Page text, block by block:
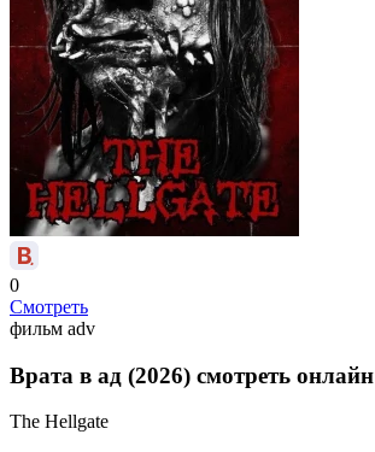
0
Смотреть
фильм adv
Врата в ад (2026) смотреть онлайн
The Hellgate